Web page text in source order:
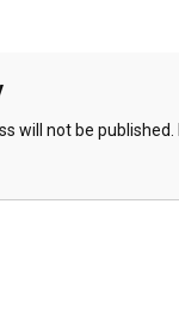
will not be published.